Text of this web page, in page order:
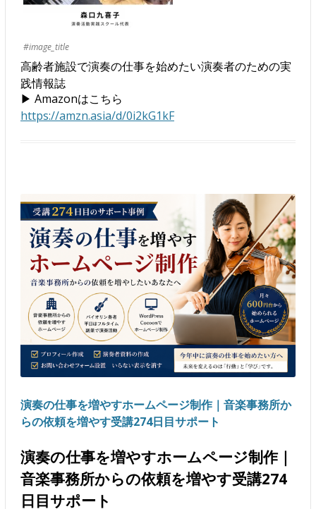
#image_title
高齢者施設で演奏の仕事を始めたい演奏者のための実
践情報誌
▶ Amazonはこちら
https://amzn.asia/d/0i2kG1kF
演奏の仕事を増やすホームページ制作｜音楽事務所か
らの依頼を増やす受講274日目サポート
演奏の仕事を増やすホームページ制作｜
音楽事務所からの依頼を増やす受講274
日目サポート